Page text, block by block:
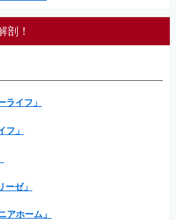
剖！
ライフ」
フ」
ーゼ」
アホーム」